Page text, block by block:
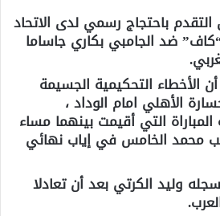
باحتجاج رسمي لدى الاتحاد
ضد الجامبي بكاري جاساما
الأخطاء التحكيمية الجسيمة
الأهلي امام الوداد ،
التي أقيمت بينهما مساء
محمد الخامس في إياب نهائي
وليد الكرتي بعد أن تعادلا